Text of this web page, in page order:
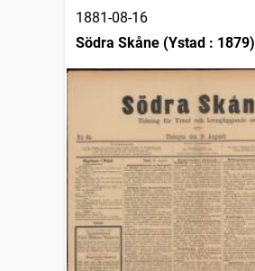
1881-08-16
Södra Skåne (Ystad : 1879)